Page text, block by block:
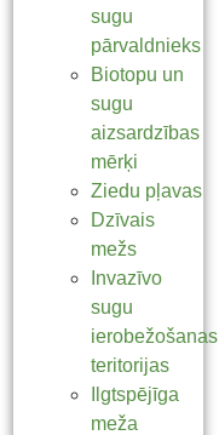
sugu
pārvaldnieks
Biotopu un
sugu
aizsardzības
mērķi
Ziedu pļavas
Dzīvais
mežs
Invazīvo
sugu
ierobežošanas
teritorijas
Ilgtspējīga
meža